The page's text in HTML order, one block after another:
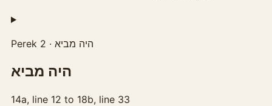
Perek 2 · היה מביא
היה מביא
14a, line 12 to 18b, line 33